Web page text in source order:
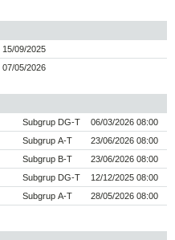
15/09/2025
07/05/2026
Subgrup DG-T
06/03/2026 08:00
Subgrup A-T
23/06/2026 08:00
Subgrup B-T
23/06/2026 08:00
Subgrup DG-T
12/12/2025 08:00
Subgrup A-T 28/05/2026 08:00